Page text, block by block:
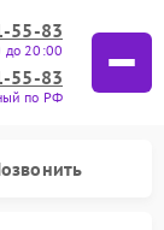
55-83
до 20:00
55-83
по РФ